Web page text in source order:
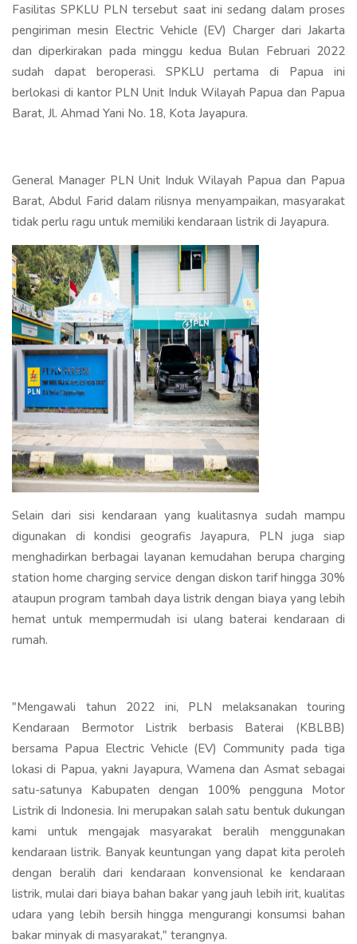
Fasilitas SPKLU PLN tersebut saat ini sedang dalam proses
pengiriman mesin Electric Vehicle (EV) Charger dari Jakarta
dan diperkirakan pada minggu kedua Bulan Februari 2022
sudah dapat beroperasi. SPKLU pertama di Papua ini
berlokasi di kantor PLN Unit Induk Wilayah Papua dan Papua
Barat, Jl. Ahmad Yani No. 18, Kota Jayapura.
General Manager PLN Unit Induk Wilayah Papua dan Papua
Barat, Abdul Farid dalam rilisnya menyampaikan, masyarakat
tidak perlu ragu untuk memiliki kendaraan listrik di Jayapura.
Selain dari sisi kendaraan yang kualitasnya sudah mampu
digunakan di kondisi geografis Jayapura, PLN juga siap
menghadirkan berbagai layanan kemudahan berupa charging
station home charging service dengan diskon tarif hingga 30%
ataupun program tambah daya listrik dengan biaya yang lebih
hemat untuk mempermudah isi ulang baterai kendaraan di
rumah.
"Mengawali tahun 2022 ini, PLN melaksanakan touring
Kendaraan Bermotor Listrik berbasis Baterai (KBLBB)
bersama Papua Electric Vehicle (EV) Community pada tiga
lokasi di Papua, yakni Jayapura, Wamena dan Asmat sebagai
satu-satunya Kabupaten dengan 100% pengguna Motor
Listrik di Indonesia. Ini merupakan salah satu bentuk dukungan
kami untuk mengajak masyarakat beralih menggunakan
kendaraan listrik. Banyak keuntungan yang dapat kita peroleh
dengan beralih dari kendaraan konvensional ke kendaraan
listrik, mulai dari biaya bahan bakar yang jauh lebih irit, kualitas
udara yang lebih bersih hingga mengurangi konsumsi bahan
bakar minyak di masyarakat," terangnya.